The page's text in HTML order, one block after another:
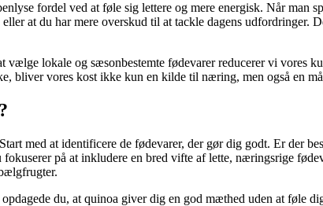
fordel ved at føle sig lettere og mere energisk. Når man
at du har mere overskud til at tackle dagens udfordringer.
lokale og sæsonbestemte fødevarer reducerer vi vores
bliver vores kost ikke kun en kilde til næring, men også en
med at identificere de fødevarer, der gør dig godt. Er der
på at inkludere en bred vifte af lette, næringsrige
du, at quinoa giver dig en god mæthed uden at føle